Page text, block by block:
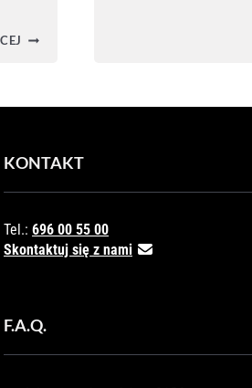
FUSION
JAK
POLSKĄ
FUSION
360?
KONTAKT
Tel.: 696 00 55 00
Skontaktuj się z nami
F.A.Q.